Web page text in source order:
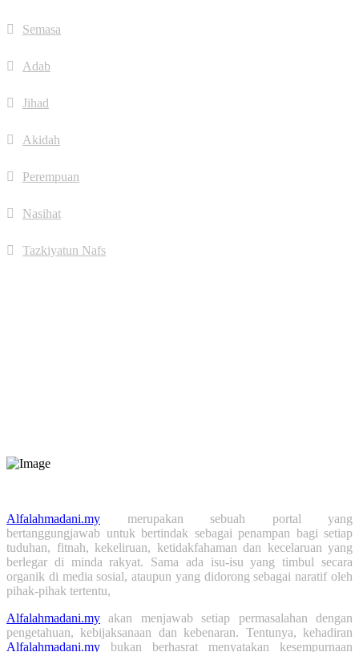
Semasa
Adab
Jihad
Akidah
Perempuan
Nasihat
Tazkiyatun Nafs
Alfalahmadani.my merupakan sebuah portal yang
bertanggungjawab untuk bertindak sebagai penampan bagi setiap
tuduhan, fitnah, kekeliruan, ketidakfahaman dan kecelaruan yang
berlegar di minda rakyat. Sama ada isu-isu yang timbul secara
organik di media sosial, ataupun yang didorong sebagai naratif oleh
pihak-pihak tertentu,
Alfalahmadani.my akan menjawab setiap permasalahan dengan
pengetahuan, kebijaksanaan dan kebenaran. Tentunya, kehadiran
Alfalahmadani.my bukan berhasrat menyatakan kesempurnaan